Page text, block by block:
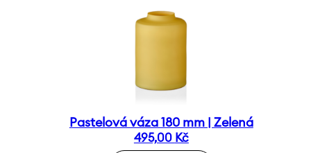
Pastelová váza 180 mm | Zelená
495,00 Kč